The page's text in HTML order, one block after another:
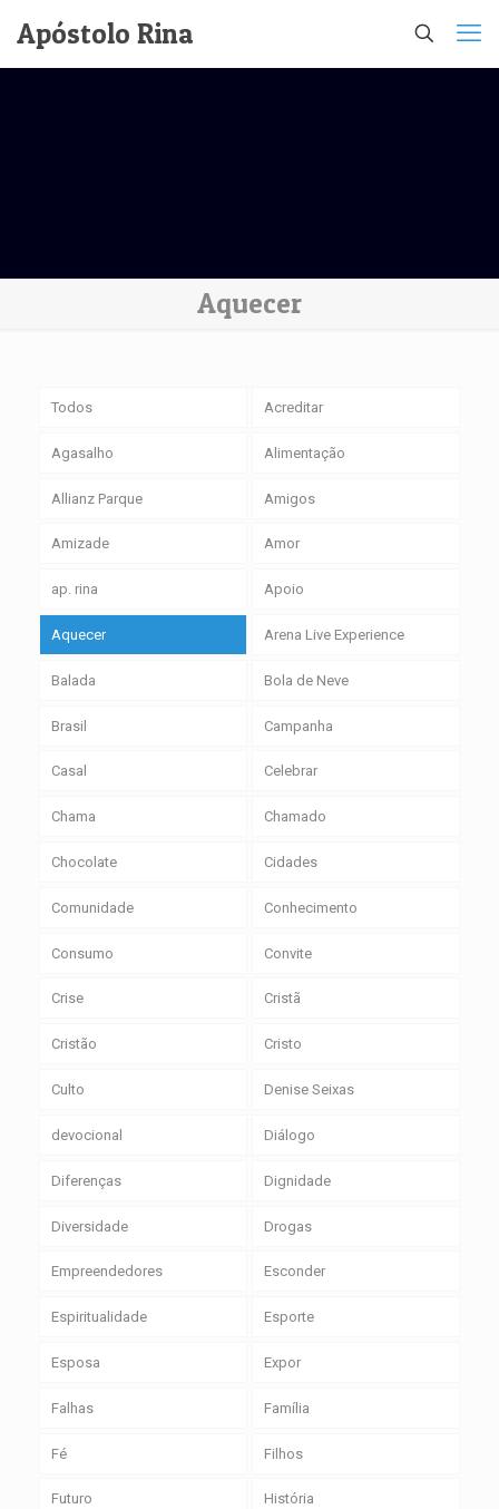
Apóstolo Rina
Aquecer
Todos Acreditar
Agasalho Alimentação
Allianz Parque Amigos
Amizade Amor
ap. rina Apoio
Aquecer Arena Live Experience
Balada Bola de Neve
Brasil Campanha
Casal Celebrar
Chama Chamado
Chocolate Cidades
Comunidade Conhecimento
Consumo Convite
Crise Cristã
Cristão Cristo
Culto Denise Seixas
devocional Diálogo
Diferenças Dignidade
Diversidade Drogas
Empreendedores Esconder
Espiritualidade Esporte
Esposa Expor
Falhas Família
Fé Filhos
Futuro História